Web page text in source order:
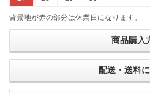
背景地が赤の部分は休業日になります。
商品購入
配送・送料